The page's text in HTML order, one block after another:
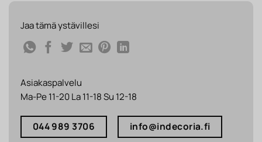
Jaa tämä ystävillesi
Asiakaspalvelu
Ma-Pe 11-20 La 11-18 Su 12-18
044 989 3706 info@indecoria.fi